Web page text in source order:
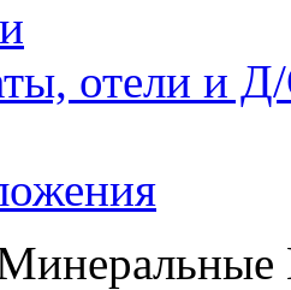
отели и